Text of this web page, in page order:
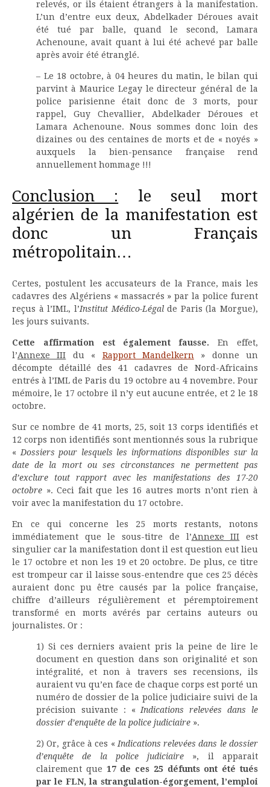
relevés, or ils étaient étrangers à la manifestation.
L’un d’entre eux deux, Abdelkader Déroues avait
été tué par balle, quand le second, Lamara
Achenoune, avait quant à lui été achevé par balle
après avoir été étranglé.
– Le 18 octobre, à 04 heures du matin, le bilan qui
parvint à Maurice Legay le directeur général de la
police parisienne était donc de 3 morts, pour
rappel, Guy Chevallier, Abdelkader Déroues et
Lamara Achenoune. Nous sommes donc loin des
dizaines ou des centaines de morts et de « noyés »
auxquels la bien-pensance française rend
annuellement hommage !!!
Conclusion : le seul mort
algérien de la manifestation est
donc un Français
métropolitain…
Certes, postulent les accusateurs de la France, mais les
cadavres des Algériens « massacrés » par la police furent
reçus à l’IML, l’Institut Médico-Légalde Paris (la Morgue),
les jours suivants.
Cette affirmation est également fausse. En effet,
l’Annexe III du « Rapport Mandelkern » donne un
décompte détaillé des 41 cadavres de Nord-Africains
entrés à l’IML de Paris du 19 octobre au 4 novembre. Pour
mémoire, le 17 octobre il n’y eut aucune entrée, et 2 le 18
octobre.
Sur ce nombre de 41 morts, 25, soit 13 corps identifiés et
12 corps non identifiés sont mentionnés sous la rubrique
« Dossiers pour lesquels les informations disponibles sur la
date de la mort ou ses circonstances ne permettent pas
d’exclure tout rapport avec les manifestations des 17-20
octobre ». Ceci fait que les 16 autres morts n’ont rien à
voir avec la manifestation du 17 octobre.
En ce qui concerne les 25 morts restants, notons
immédiatement que le sous-titre de l’Annexe III est
singulier car la manifestation dont il est question eut lieu
le 17 octobre et non les 19 et 20 octobre. De plus, ce titre
est trompeur car il laisse sous-entendre que ces 25 décès
auraient donc pu être causés par la police française,
chiffre d’ailleurs régulièrement et péremptoirement
transformé en morts avérés par certains auteurs ou
journalistes. Or :
1) Si ces derniers avaient pris la peine de lire le
document en question dans son originalité et son
intégralité, et non à travers ses recensions, ils
auraient vu qu’en face de chaque corps est porté un
numéro de dossier de la police judiciaire suivi de la
précision suivante : « Indications relevées dans le
dossier d’enquête de la police judiciaire ».
2) Or, grâce à ces « Indications relevées dans le dossier
d’enquête de la police judiciaire », il apparait
clairement que 17 de ces 25 défunts ont été tués
par le FLN, la strangulation-égorgement, l’emploi